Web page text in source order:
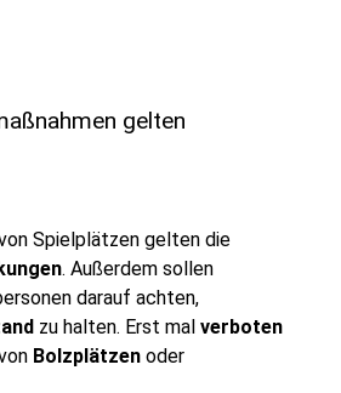
gelten
Spielplätzen gelten die
. Außerdem sollen
darauf achten,
zu halten. Erst mal verboten
Bolzplätzen oder